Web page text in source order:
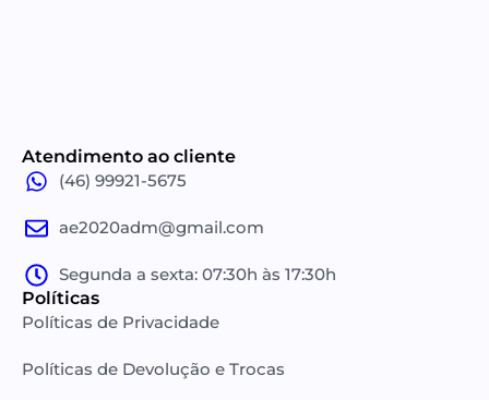
Atendimento ao cliente
(46) 99921-5675
ae2020adm@gmail.com
Segunda a sexta: 07:30h às 17:30h
Políticas
Políticas de Privacidade
Políticas de Devolução e Trocas